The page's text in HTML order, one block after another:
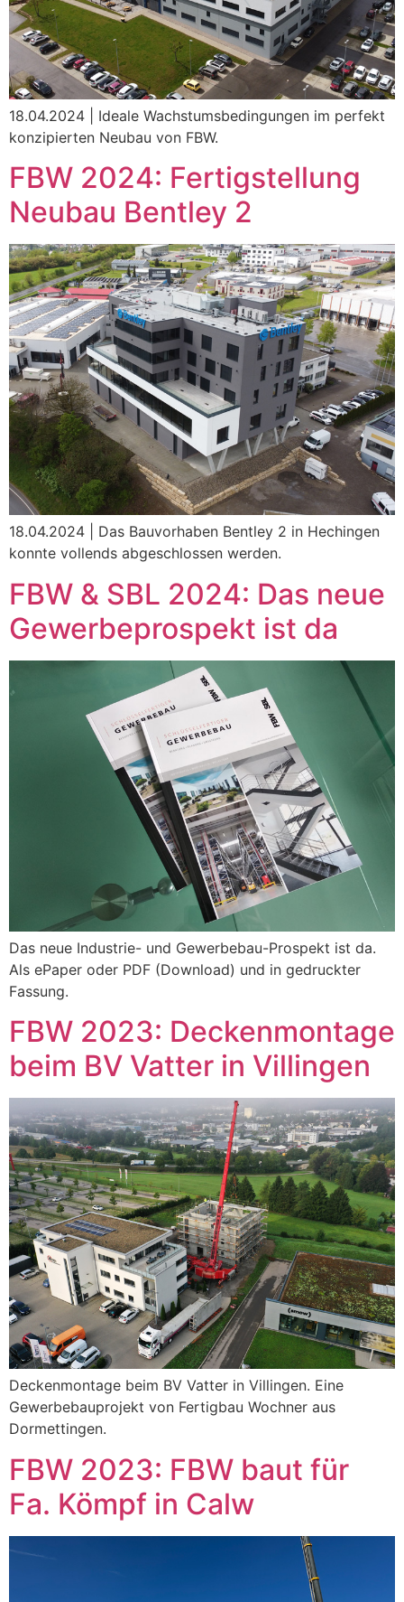
18.04.2024 | Ideale Wachstumsbedingungen im perfekt
konzipierten Neubau von FBW.
FBW 2024: Fertigstellung
Neubau Bentley 2
18.04.2024 | Das Bauvorhaben Bentley 2 in Hechingen
konnte vollends abgeschlossen werden.
FBW & SBL 2024: Das neue
Gewerbeprospekt ist da
Das neue Industrie- und Gewerbebau-Prospekt ist da.
Als ePaper oder PDF (Download) und in gedruckter
Fassung.
FBW 2023: Deckenmontage
beim BV Vatter in Villingen
Deckenmontage beim BV Vatter in Villingen. Eine
Gewerbebauprojekt von Fertigbau Wochner aus
Dormettingen.
FBW 2023: FBW baut für
Fa. Kömpf in Calw